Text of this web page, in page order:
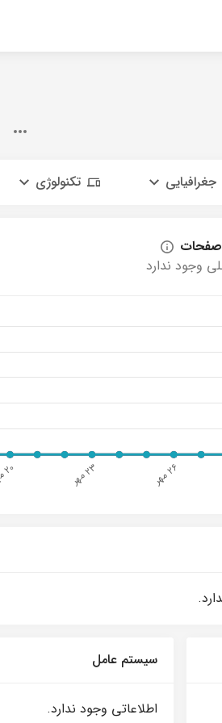
جغرافیایی تکنولوژی
صفحات
وجود ندارد
سیستم عامل
اطلاعاتی وجود ندارد.